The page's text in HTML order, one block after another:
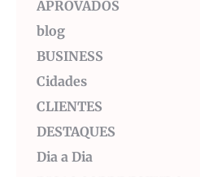
APROVADOS
blog
BUSINESS
Cidades
CLIENTES
DESTAQUES
Dia a Dia